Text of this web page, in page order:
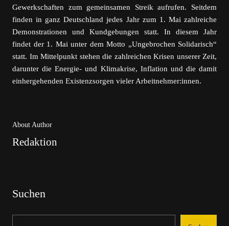
Gewerkschaften zum gemeinsamen Streik aufrufen. Seitdem
finden in ganz Deutschland jedes Jahr zum 1. Mai zahlreiche
Demonstrationen und Kundgebungen statt. In diesem Jahr
findet der 1. Mai unter dem Motto „Ungebrochen Solidarisch“
statt. Im Mittelpunkt stehen die zahlreichen Krisen unserer Zeit,
darunter die Energie- und Klimakrise, Inflation und die damit
einhergehenden Existenzsorgen vieler Arbeitnehmer:innen.
About Author
Redaktion
Suchen